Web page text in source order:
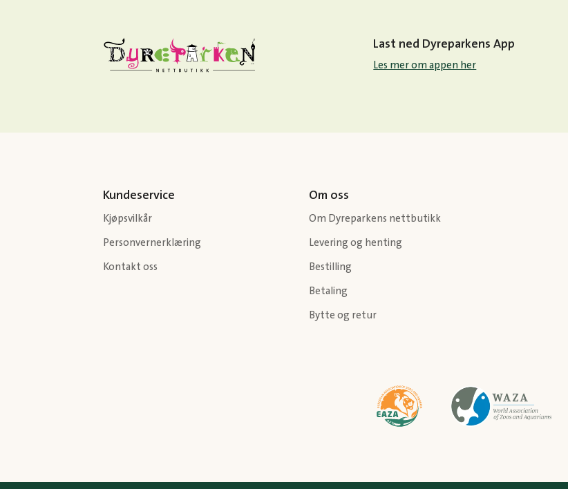
Last ned Dyreparkens App
Les mer om appen her
Kundeservice
Kjøpsvilkår
Personvernerklæring
Kontakt oss
Om oss
Om Dyreparkens nettbutikk
Levering og henting
Bestilling
Betaling
Bytte og retur